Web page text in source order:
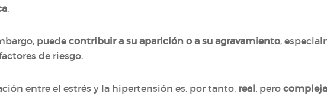
.
puede contribuir a su aparición o a su agravamiento,
de riesgo.
entre el estrés y la hipertensión es, por tanto, real, pero compleja